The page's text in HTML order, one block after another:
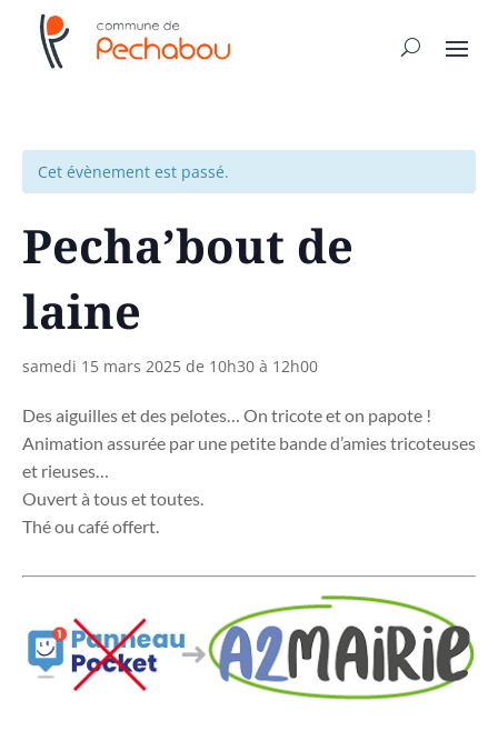
Cet évènement est passé.
Pecha’bout de
laine
samedi 15 mars 2025 de 10h30 à 12h00
Des aiguilles et des pelotes… On tricote et on papote !
Animation assurée par une petite bande d’amies tricoteuses
et rieuses…
Ouvert à tous et toutes.
Thé ou café offert.